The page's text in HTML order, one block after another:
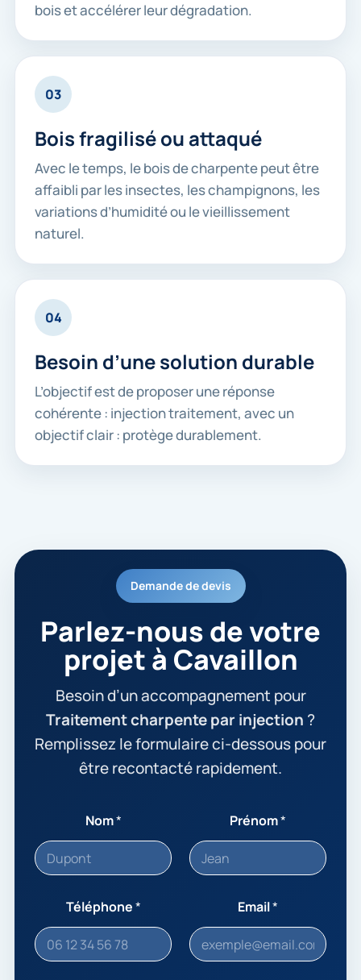
bois et accélérer leur dégradation.
03
Bois fragilisé ou attaqué
Avec le temps, le bois de charpente peut être
affaibli par les insectes, les champignons, les
variations d’humidité ou le vieillissement
naturel.
04
Besoin d’une solution durable
L’objectif est de proposer une réponse
cohérente : injection traitement, avec un
objectif clair : protège durablement.
Demande de devis
Parlez-nous de votre
projet à Cavaillon
Besoin d’un accompagnement pour
Traitement charpente par injection ?
Remplissez le formulaire ci-dessous pour
être recontacté rapidement.
Nom* Prénom*
Téléphone* Email*